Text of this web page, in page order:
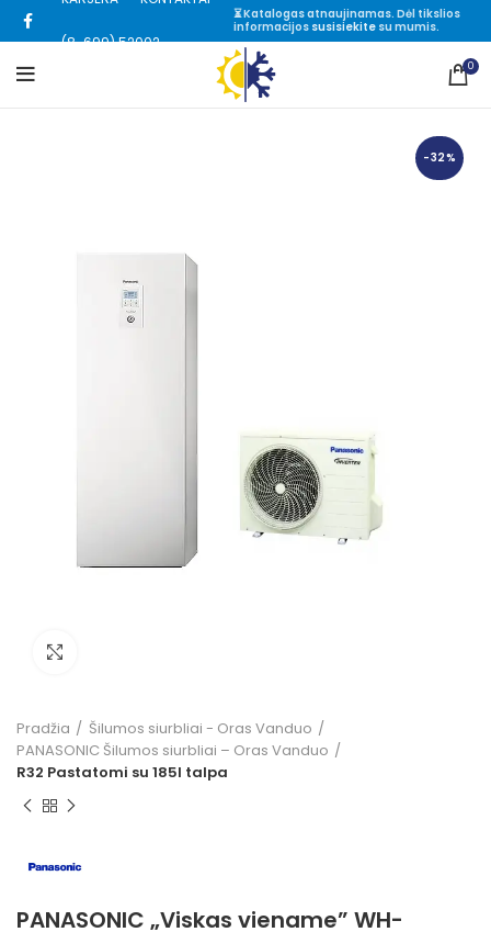
(8-699) 52002
⏳ Katalogas atnaujinamas. Dėl tikslios
informacijos susisiekitesu mumis.
0
-32%
Pradžia
Šilumos siurbliai - Oras Vanduo
PANASONIC Šilumos siurbliai – Oras Vanduo
R32 Pastatomi su 185l talpa
PANASONIC „Viskas viename” WH-